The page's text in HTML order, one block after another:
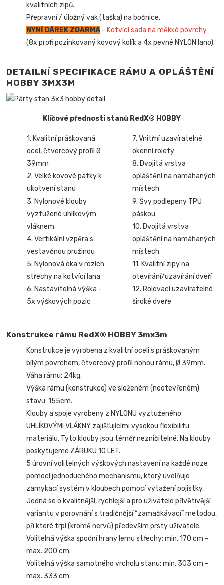
kvalitních zipů.
Přepravní / úložný vak (taška) na bočnice.
NYNÍ DÁREK ZDARMA - Kotvící sada na měkké povrchy
(8x profi pozinkovaný kovový kolík a 4x pevné NYLON lano).
DETAILNÍ SPECIFIKACE RÁMU A OPLÁŠTĚNÍ
HOBBY 3MX3M
Klíčové přednosti stanů RedX® HOBBY
1. Kvalitní práškovaná
ocel, čtvercový profil Ø
39mm
2. Velké kovové patky k
ukotvení stanu
3. Nylonové klouby
vyztužené uhlíkovým
vláknem
4. Vertikální vzpěra s
vestavěnou pružinou
5. Nylonová oka v rozích
střechy na kotvící lana
6. Nastavitelná výška -
5x výškových pozic
7. Vnitřní uzavíratelné
okenní rolety
8. Dvojitá vrstva
opláštění na namáhaných
místech
9. Švy podlepeny TPU
páskou
10. Dvojitá vrstva
opláštění na namáhaných
místech
11. Kvalitní zipy na
otevírání/uzavírání dveří
12. Rolovací uzavíratelné
široké dveře
Konstrukce rámu RedX® HOBBY 3mx3m
Konstrukce je vyrobena z kvalitní oceli s práškovaným
bílým povrchem, čtvercový profil nohou rámu, Ø 39mm.
Váha rámu: 24kg.
Výška rámu (konstrukce) ve složeném (neotevřeném)
stavu: 155cm.
Klouby a spoje vyrobeny z NYLONU vyztuženého
UHLÍKOVÝMI VLÁKNY zajišťujícími vysokou flexibilitu
materiálu. Tyto klouby jsou téměř nezničitelné. Na klouby
poskytujeme ZÁRUKU 10 LET.
5 úrovní volitelných výškových nastavení na každé noze
pomocí jednoduchého mechanismu, který uvolňuje
zamykací systém v kloubech pomocí vytažení pojistky.
Jedná se o kvalitnější, rychlejší a pro uživatele přívětivější
variantu v porovnání s tradičnější “zamačkávací” metodou,
při které trpí (kromě nervů) především prsty uživatele.
Volitelná výška spodní hrany lemu střechy: min. 170 cm –
max. 200 cm.
Volitelná výška samotného vrcholu stanu: min. 303 cm –
max. 333 cm.